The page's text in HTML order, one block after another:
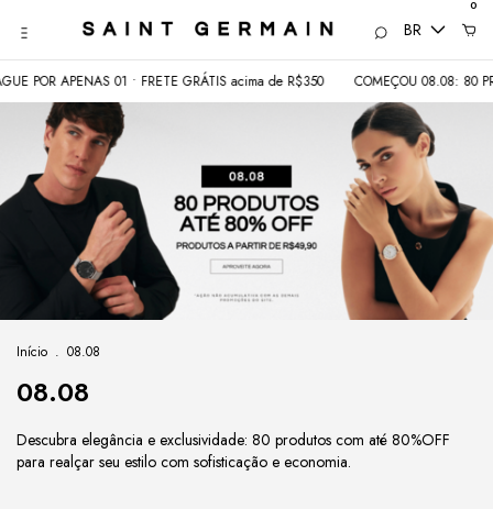
BR
0
APENAS 01 • FRETE GRÁTIS acima de R$350 COMEÇOU 08.08: 80
Início . 08.08
08.08
Descubra elegância e exclusividade: 80 produtos com até 80%OFF
para realçar seu estilo com sofisticação e economia.